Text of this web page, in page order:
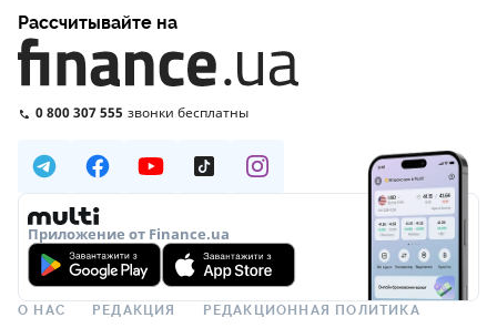
Рассчитывайте на
0 800 307 555 звонки бесплатны
Приложение от Finance.ua
О НАС РЕДАКЦИЯ РЕДАКЦИОННАЯ ПОЛИТИКА